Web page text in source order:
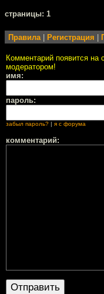
cтраницы: 1
Правила| Регистрация
Комментарий появится на
модератором!
имя:
пароль:
забыл пароль? | я с форума
комментарий: